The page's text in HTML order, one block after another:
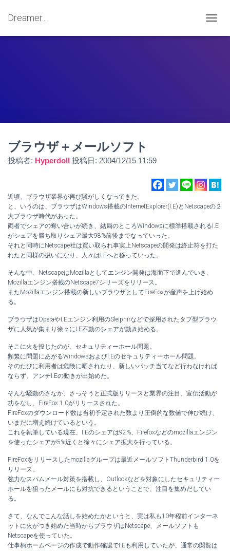
Dreamer...
ビ
替
ブラウザ＋メールソフト
投稿者: Hyperdoll 投稿日: 2004/12/15 11:59
近頃、ブラウザ業界が再び騒がしくなってきた。
と、いうのは、ブラウザはWindows搭載のInternetExplorer(I.E)とNetscapeの２
大ブラウザ時代があった。
両者でシェアの奪い合いが続き、結局のところWindowsに標準搭載されるI.E
がシェアを勝ち取りシェア最大98%前後までなっていった。
それと同時にNetscape社は買い取られ事実上Netscapeの開発は終止符を打た
れたと同様の扱いになり、人々はI.Eへと移っていった。
そんな中、NetscapeはMozillaとしてエンジン開発は海面下で進んでいき、
Mozillaエンジン搭載のNetscape7シリーズをリリース。
またMozillaエンジン搭載の新しいブラウザとしてFireFoxが産声を上げ始め
る。
ブラウザはOperaやI.Eエンジン利用のSleipnirなどで採用されたタブ型ブラウ
ザに人気が集まり徐々にI.E不動のシェアが動き始める。
そこに火を投じたのが、セキュリティーホール問題。
頻繁に問題にあがるWindowsおよびI.Eのセキュリティーホール問題。
そのたびに利用者は危険に晒されたり、新しいパッチ当てなど行わなければ
ならず、アンチI.Eの動きが出始めた。
そんな騒動のさなか、さっそうと正式版リリースと業界の注目、宣伝活動が
功をなし、FireFox 1.0がリリースされた。
FireFoxのダウンロード数は当初予定された数より圧倒的な数値で伸び続け、
いまだに増え続けているという。
これを執筆している現在、I.Eのシェアは92%、Firefoxなどのmozillaエンジン
を使ったシェアが5%近くと徐々にシェア拡大を行っている。
FireFoxをリリースしたmozillaグループは最近メールソフトThunderbird 1.0を
リリース。
強力なスパムメール対策を搭載し、Outlookなどを対象にしたセキュリティー
ホールを狙ったメールにも対抗できるということで、注目を集めだしてい
る。
さて、なんでこんな話しを始めたかというと、実は私も10年程前インターネ
ットに火がつき始めた当時からブラウザはNetscape、メールソフトも
Netscapeを使っていた。
仕事柄ホームページの作成で動作確認でI.Eも利用していたが、通常の閲覧は